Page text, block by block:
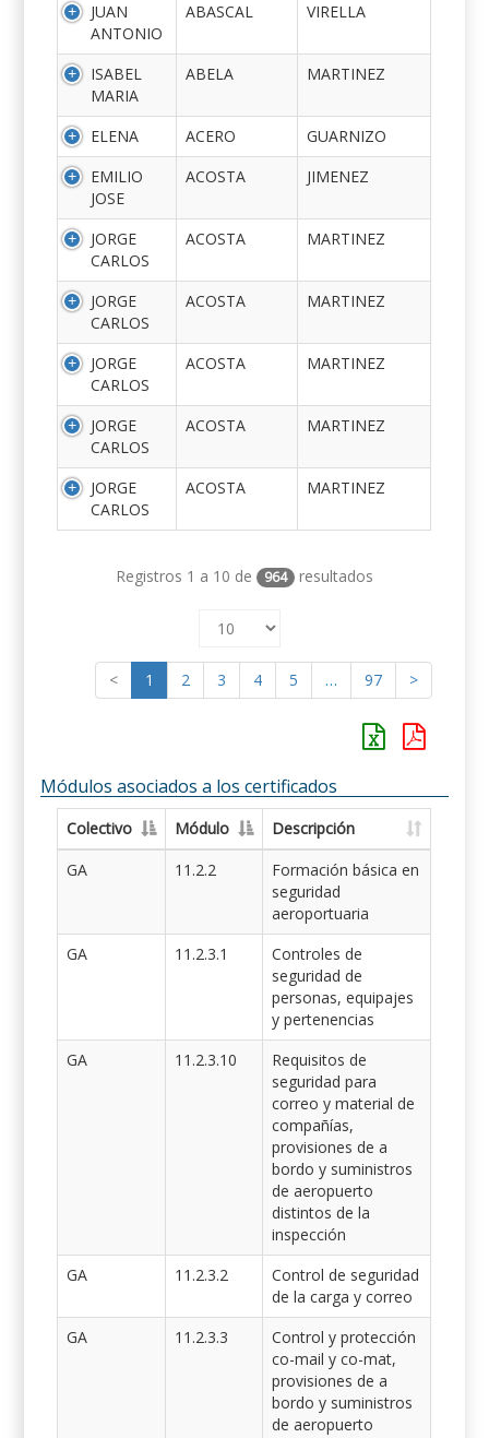
JUAN
ANTONIO
ABASCAL VIRELLA
ISABEL
MARIA
ABELA MARTINEZ
ELENA ACERO
GUARNIZO
EMILIO
JOSE
ACOSTA JIMENEZ
JORGE
CARLOS
ACOSTA MARTINEZ
JORGE
CARLOS
ACOSTA MARTINEZ
JORGE
CARLOS
ACOSTA MARTINEZ
JORGE
CARLOS
ACOSTA MARTINEZ
JORGE
CARLOS
ACOSTA MARTINEZ
Registros 1 a 10 de 964 resultados
< 1 2 3 4 5 … 97 >
Módulos asociados a los certificados
Colectivo Módulo
Descripción
GA
11.2.2
Formación básica en
seguridad
aeroportuaria
GA
11.2.3.1
Controles de
seguridad de
personas, equipajes
y pertenencias
GA
11.2.3.10
Requisitos de
seguridad para
correo y material de
compañías,
provisiones de a
bordo y suministros
de aeropuerto
distintos de la
inspección
GA
11.2.3.2
Control de seguridad
de la carga y correo
GA
11.2.3.3
Control y protección
co-mail y co-mat,
provisiones de a
bordo y suministros
de aeropuerto